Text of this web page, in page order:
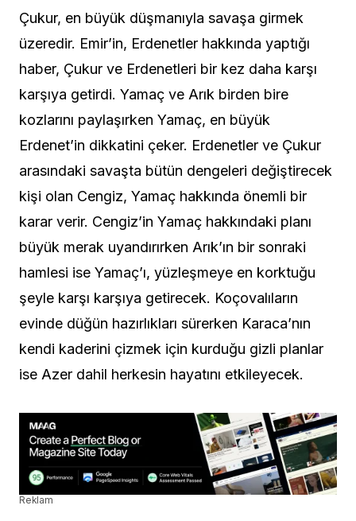
Çukur, en büyük düşmanıyla savaşa girmek
üzeredir. Emir’in, Erdenetler hakkında yaptığı
haber, Çukur ve Erdenetleri bir kez daha karşı
karşıya getirdi. Yamaç ve Arık birden bire
kozlarını paylaşırken Yamaç, en büyük
Erdenet’in dikkatini çeker. Erdenetler ve Çukur
arasındaki savaşta bütün dengeleri değiştirecek
kişi olan Cengiz, Yamaç hakkında önemli bir
karar verir. Cengiz’in Yamaç hakkındaki planı
büyük merak uyandırırken Arık’ın bir sonraki
hamlesi ise Yamaç’ı, yüzleşmeye en korktuğu
şeyle karşı karşıya getirecek. Koçovalıların
evinde düğün hazırlıkları sürerken Karaca’nın
kendi kaderini çizmek için kurduğu gizli planlar
ise Azer dahil herkesin hayatını etkileyecek.
Reklam